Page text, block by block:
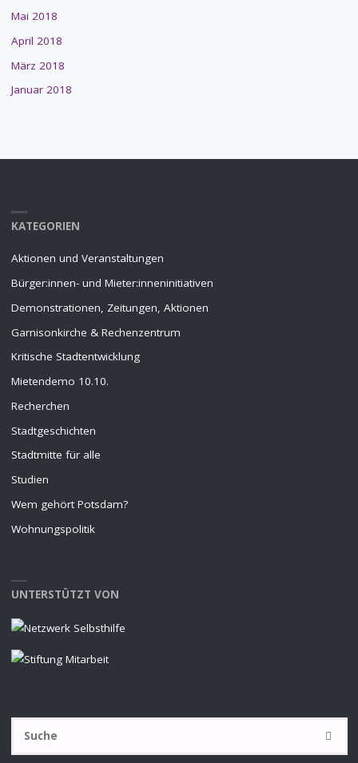
Mai 2018
April 2018
März 2018
Januar 2018
KATEGORIEN
Aktionen und Veranstaltungen
Bürger:innen- und Mieter:inneninitiativen
Demonstrationen, Zeitungen, Aktionen
Garnisonkirche & Rechenzentrum
Kritische Stadtentwicklung
Mietendemo 10.10.
Recherchen
Stadtgeschichten
Stadtmitte für alle
Studien
Wem gehört Potsdam?
Wohnungspolitik
UNTERSTÜTZT VON
SUCHE